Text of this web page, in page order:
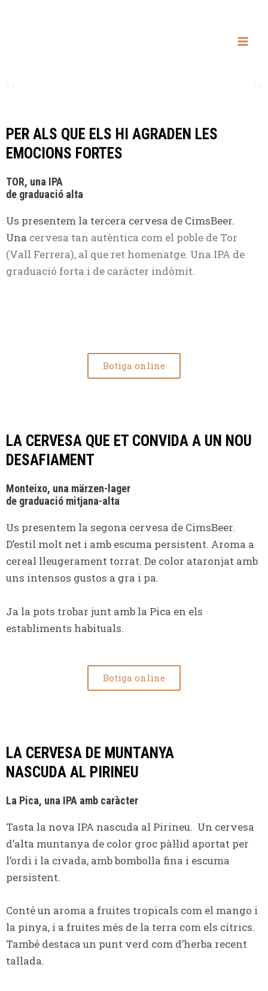
PER ALS QUE ELS HI AGRADEN LES
EMOCIONS FORTES
TOR, una IPA
de graduació alta
Us presentem la tercera cervesa de CimsBeer.
Una cervesa tan autèntica com el poble de Tor
(Vall Ferrera), al que ret homenatge. Una IPA de
graduació forta i de caràcter indòmit.
Botiga online
LA CERVESA QUE ET CONVIDA A UN NOU
DESAFIAMENT
Monteixo, una märzen-lager
de graduació mitjana-alta
Us presentem la segona cervesa de CimsBeer.
D’estil molt net i amb escuma persistent. Aroma a
cereal lleugerament torrat. De color ataronjat amb
uns intensos gustos a gra i pa.
Ja la pots trobar junt amb la Pica en els
establiments habituals.
Botiga online
LA CERVESA DE MUNTANYA
NASCUDA AL PIRINEU
La Pica, una IPA amb caràcter
Tasta la nova IPA nascuda al Pirineu. Un cervesa
d’alta muntanya de color groc pàl·lid aportat per
l’ordi i la civada, amb bombolla fina i escuma
persistent.
Conté un aroma a fruites tropicals com el mango i
la pinya, i a fruites més de la terra com els cítrics.
També destaca un punt verd com d’herba recent
tallada.